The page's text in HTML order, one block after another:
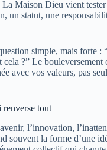
La Maison Dieu vient tester
un statut, une
simple, mais forte :
?” Le bouleversement
avec vos valeurs, pas
renverse tout
l’innovation,
souvent la forme d’une